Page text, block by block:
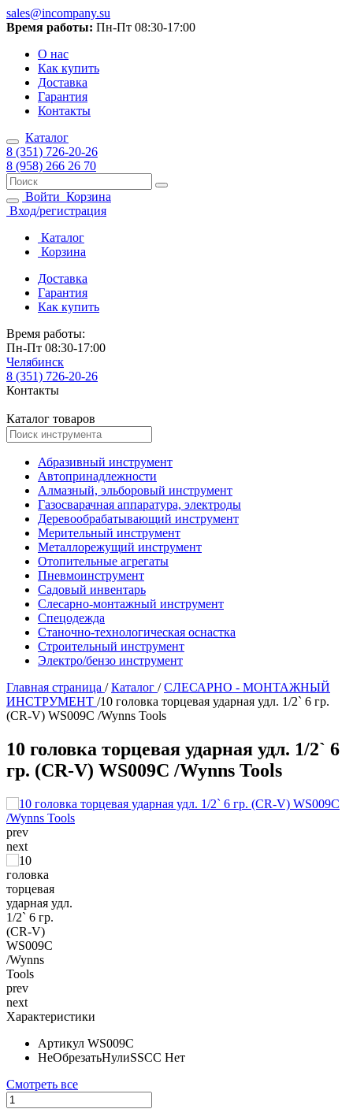
sales@incompany.su
Время работы: Пн-Пт 08:30-17:00
О нас
Как купить
Доставка
Гарантия
Контакты
Каталог
8 (351) 726-20-26
8 (958) 266 26 70
Войти Корзина
Вход/регистрация
Каталог
Корзина
Доставка
Гарантия
Как купить
Время работы:
Пн-Пт 08:30-17:00
Челябинск
8 (351) 726-20-26
Контакты
Каталог товаров
Абразивный инструмент
Автопринадлежности
Алмазный, эльборовый инструмент
Газосварачная аппаратура, электроды
Деревообрабатывающий инструмент
Мерительный инструмент
Металлорежущий инструмент
Отопительные агрегаты
Пневмоинструмент
Садовый инвентарь
Слесарно-монтажный инструмент
Спецодежда
Станочно-технологическая оснастка
Строительный инструмент
Электро/бензо инструмент
Главная страница / Каталог / СЛЕСАРНО - МОНТАЖНЫЙ
ИНСТРУМЕНТ /10 головка торцевая ударная удл. 1/2` 6 гр.
(CR-V) WS009C /Wynns Tools
10 головка торцевая ударная удл. 1/2` 6
гр. (CR-V) WS009C /Wynns Tools
prev
next
prev
next
Характеристики
Артикул WS009C
НеОбрезатьНулиSSCC Нет
Смотреть все